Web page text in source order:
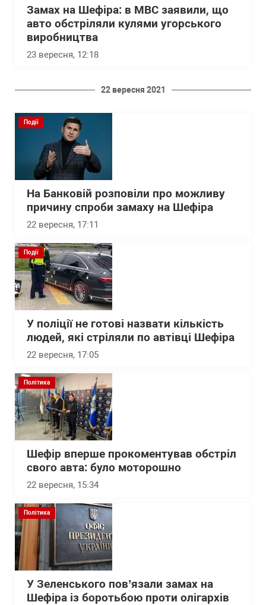
Замах на Шефіра: в МВС заявили, що
авто обстріляли кулями угорського
виробництва
23 вересня, 12:18
22 вересня 2021
Події
На Банковій розповіли про можливу
причину спроби замаху на Шефіра
22 вересня, 17:11
Події
У поліції не готові назвати кількість
людей, які стріляли по автівці Шефіра
22 вересня, 17:05
Політика
Шефір вперше прокоментував обстріл
свого авта: було моторошно
22 вересня, 15:34
Політика
У Зеленського пов’язали замах на
Шефіра із боротьбою проти олігархів